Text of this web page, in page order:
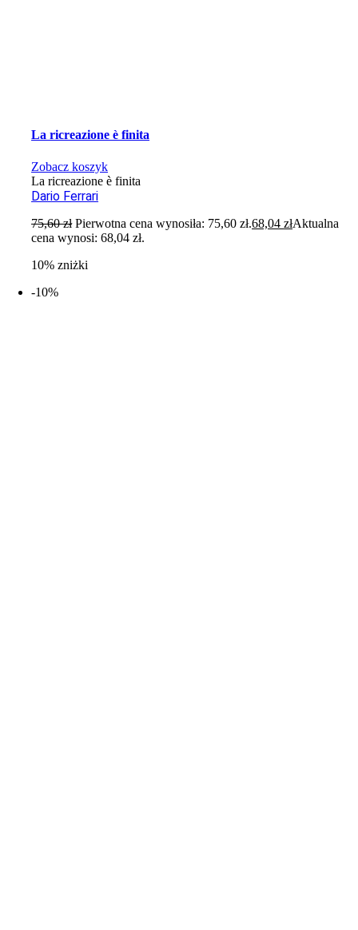
La ricreazione è finita
Zobacz koszyk
La ricreazione è finita
Dario Ferrari
75,60zł Pierwotna cena wynosiła: 75,60 zł.68,04złAktualna
cena wynosi: 68,04 zł.
10% zniżki
-10%